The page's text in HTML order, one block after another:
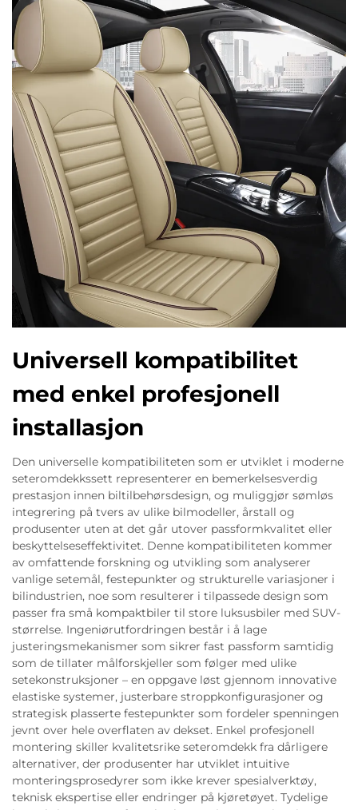
Universell kompatibilitet
med enkel profesjonell
installasjon
Den universelle kompatibiliteten som er utviklet i moderne
seteromdekkssett representerer en bemerkelsesverdig
prestasjon innen biltilbehørsdesign, og muliggjør sømløs
integrering på tvers av ulike bilmodeller, årstall og
produsenter uten at det går utover passformkvalitet eller
beskyttelseseffektivitet. Denne kompatibiliteten kommer
av omfattende forskning og utvikling som analyserer
vanlige setemål, festepunkter og strukturelle variasjoner i
bilindustrien, noe som resulterer i tilpassede design som
passer fra små kompaktbiler til store luksusbiler med SUV-
størrelse. Ingeniørutfordringen består i å lage
justeringsmekanismer som sikrer fast passform samtidig
som de tillater målforskjeller som følger med ulike
setekonstruksjoner – en oppgave løst gjennom innovative
elastiske systemer, justerbare stroppkonfigurasjoner og
strategisk plasserte festepunkter som fordeler spenningen
jevnt over hele overflaten av dekset. Enkel profesjonell
montering skiller kvalitetsrike seteromdekk fra dårligere
alternativer, der produsenter har utviklet intuitive
monteringsprosedyrer som ikke krever spesialverktøy,
teknisk ekspertise eller endringer på kjøretøyet. Tydelige